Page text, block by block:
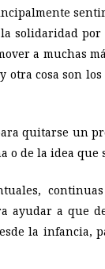
solidaridad
a muchas
otra cosa son
quitarse un
o de la idea que
ayudar a que
la infancia,